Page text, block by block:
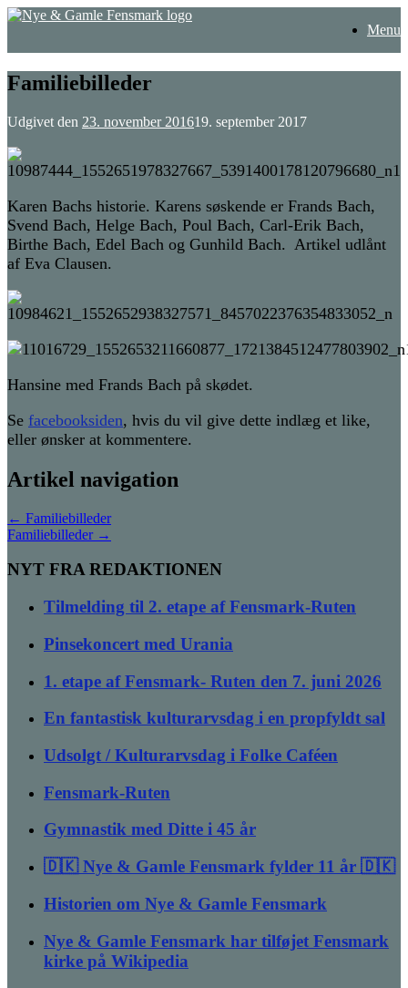
Gå
Menu
Familiebilleder
Udgivet den 23. november 201619. september 2017
Karen Bachs historie. Karens søskende er Frands Bach,
Svend Bach, Helge Bach, Poul Bach, Carl-Erik Bach,
Birthe Bach, Edel Bach og Gunhild Bach. Artikel udlånt
af Eva Clausen.
Hansine med Frands Bach på skødet.
Se facebooksiden, hvis du vil give dette indlæg et like,
eller ønsker at kommentere.
Artikel navigation
← Familiebilleder
Familiebilleder →
NYT FRA REDAKTIONEN
Tilmelding til 2. etape af Fensmark-Ruten
Pinsekoncert med Urania
1. etape af Fensmark- Ruten den 7. juni 2026
En fantastisk kulturarvsdag i en propfyldt sal
Udsolgt / Kulturarvsdag i Folke Caféen
Fensmark-Ruten
Gymnastik med Ditte i 45 år
🇩🇰 Nye & Gamle Fensmark fylder 11 år 🇩🇰
Historien om Nye & Gamle Fensmark
Nye & Gamle Fensmark har tilføjet Fensmark
kirke på Wikipedia